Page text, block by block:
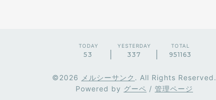
TODAY
53
YESTERDAY
337
TOTAL
951163
©2026 メルシーサンク . All Rights Reserved.
Powered by グーペ / 管理ページ